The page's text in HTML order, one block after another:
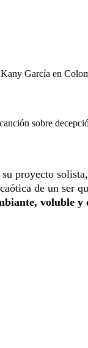
García en
sobre
proyecto
de un ser
voluble y